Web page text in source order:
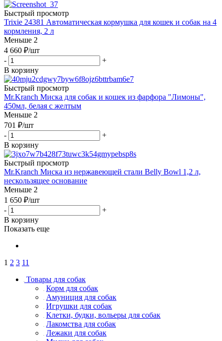
Быстрый просмотр
Trixie 24381 Автоматическая кормушка для кошек и собак на 4
кормления, 2 л
Меньше 2
4 660 ₽/шт
-
+
В корзину
Быстрый просмотр
Mr.Kranch Миска для собак и кошек из фарфора "Лимоны",
450мл, белая с желтым
Меньше 2
701 ₽/шт
-
+
В корзину
Быстрый просмотр
Mr.Kranch Миска из нержавеющей стали Belly Bowl 1,2 л,
нескользящее основание
Меньше 2
1 650 ₽/шт
-
+
В корзину
Показать еще
1 2 3 11
Товары для собак
Корм для собак
Амуниция для собак
Игрушки для собак
Клетки, будки, вольеры для собак
Лакомства для собак
Лежаки для собак